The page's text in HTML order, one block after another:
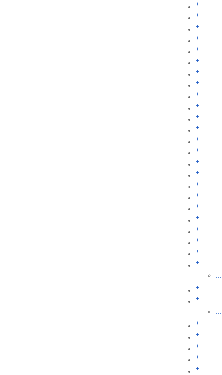
+
+
+
+
+
+
+
+
+
+
+
+
+
+
+
+
+
+
+
+
+
+
+
+
+
+
+
+
+
+
+